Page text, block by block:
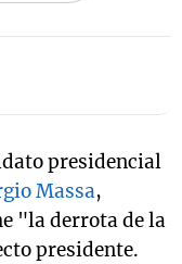
presidencial
Massa,
"la derrota de la
presidente.